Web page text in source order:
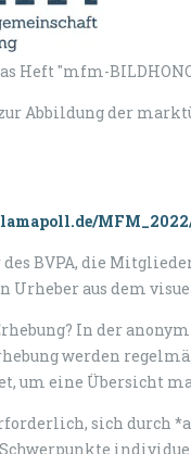
Heft "mfm-
Abbildung der
BVPA, die
Urheber aus dem
In der
werden
um eine Übersicht
sich durch